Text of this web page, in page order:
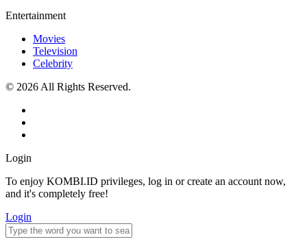
Entertainment
Movies
Television
Celebrity
© 2026 All Rights Reserved.
Login
To enjoy KOMBI.ID privileges, log in or create an account now,
and it's completely free!
Login